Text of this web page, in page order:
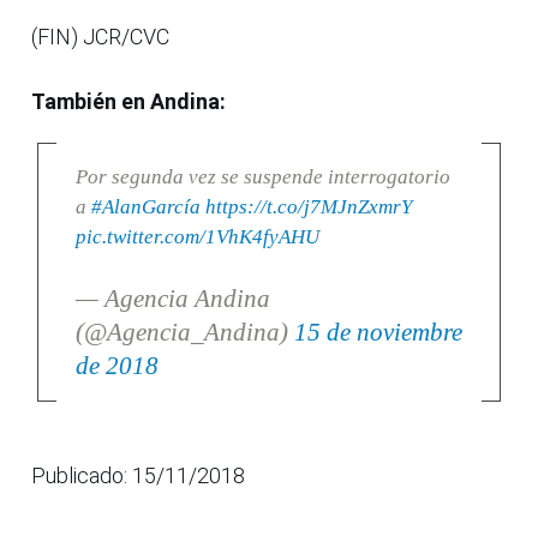
(FIN) JCR/CVC
También en Andina:
Por segunda vez se suspende interrogatorio
a #AlanGarcía https://t.co/j7MJnZxmrY
pic.twitter.com/1VhK4fyAHU
— Agencia Andina
(@Agencia_Andina) 15 de noviembre
de 2018
Publicado: 15/11/2018